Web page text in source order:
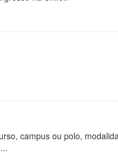
campus ou polo,